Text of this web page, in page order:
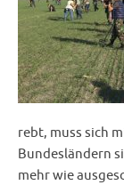
rebt, muss sich
Bundesländern
mehr wie